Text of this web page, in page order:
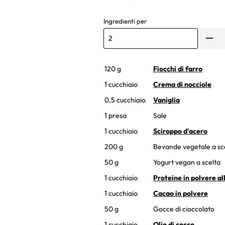
Ingredienti per
120 g
Fiocchi di farro
1 cucchiaio
Crema di nocciole
0,5 cucchiaio
Vaniglia
1 presa
Sale
1 cucchiaio
Sciroppo d'acero
200 g
Bevande vegetale a
50 g
Yogurt vegan a scelta
1 cucchiaio
Proteine in polvere
1 cucchiaio
Cacao in polvere
50 g
Gocce di cioccolato